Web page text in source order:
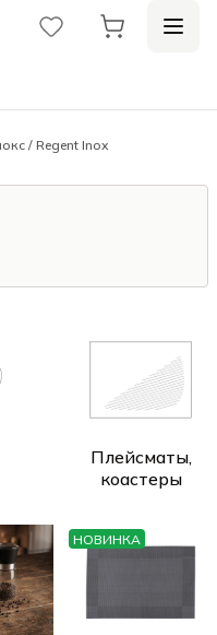
/ Regent Inox
Плейсматы,
коастеры
НОВИНКА